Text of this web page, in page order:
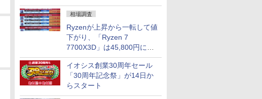
になる？
相場調査
Ryzenが上昇から一転して値
下がり、「Ryzen 7
7700X3D」は45,800円に急
落し「Ryzen 7 7800X3D」
との価格逆転解消 [8月前半の
CPU価格]
イオシス創業30周年セール
「30周年記念祭」が14日か
らスタート